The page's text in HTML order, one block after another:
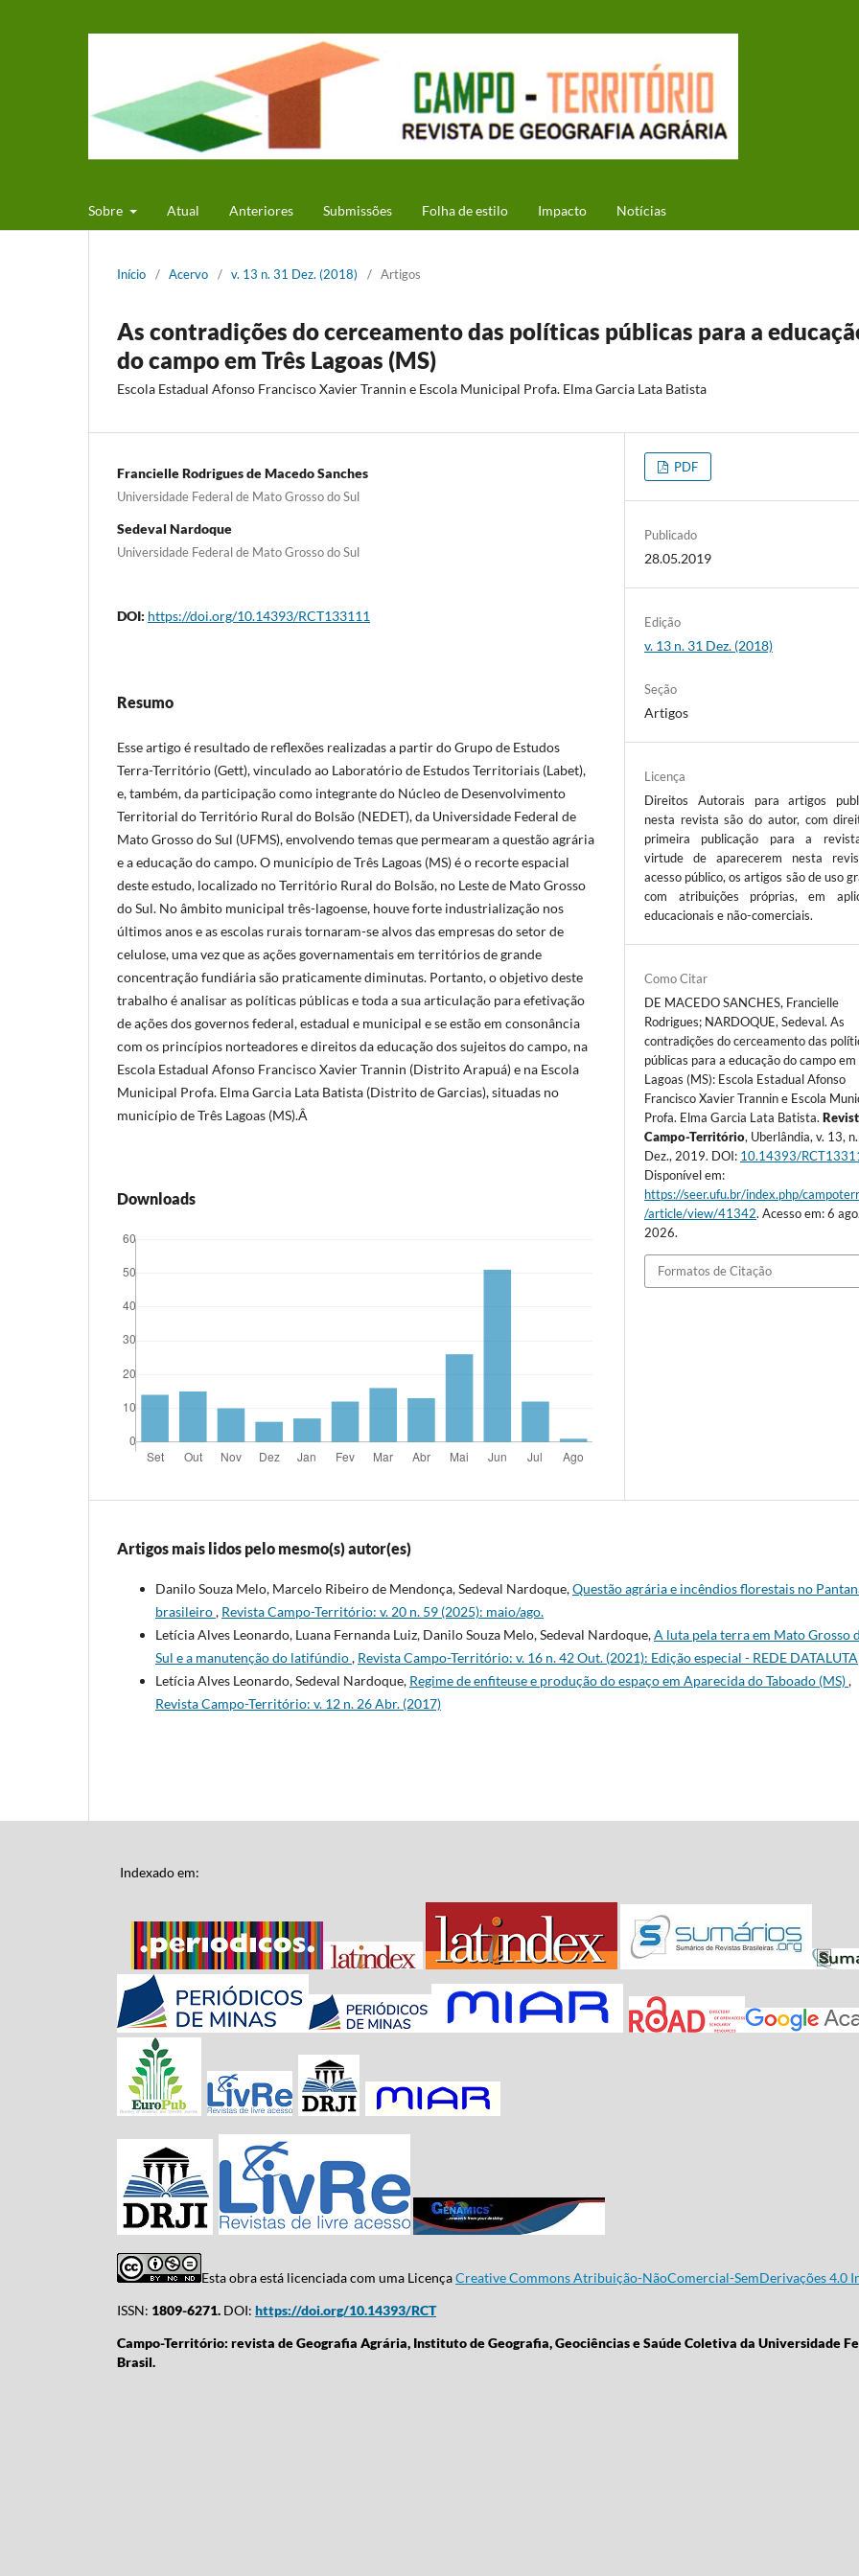
Sobre Atual Anteriores Submissões Folha de estilo Impacto Notícias
Início / Acervo / v. 13 n. 31 Dez. (2018) / Artigos
As contradições do cerceamento das políticas públicas para a
do campo em Três Lagoas (MS)
Escola Estadual Afonso Francisco Xavier Trannin e Escola Municipal Profa. Elma Garcia Lata Batista
Francielle Rodrigues de Macedo Sanches
Universidade Federal de Mato Grosso do Sul
Sedeval Nardoque
Universidade Federal de Mato Grosso do Sul
DOI: https://doi.org/10.14393/RCT133111
Resumo
Esse artigo é resultado de reflexões realizadas a partir do Grupo de Estudos
Terra-Território (Gett), vinculado ao Laboratório de Estudos Territoriais (Labet),
e, também, da participação como integrante do Núcleo de Desenvolvimento
Territorial do Território Rural do Bolsão (NEDET), da Universidade Federal de
Mato Grosso do Sul (UFMS), envolvendo temas que permearam a questão agrária
e a educação do campo. O município de Três Lagoas (MS) é o recorte espacial
deste estudo, localizado no Território Rural do Bolsão, no Leste de Mato Grosso
do Sul. No âmbito municipal três-lagoense, houve forte industrialização nos
últimos anos e as escolas rurais tornaram-se alvos das empresas do setor de
celulose, uma vez que as ações governamentais em territórios de grande
concentração fundiária são praticamente diminutas. Portanto, o objetivo deste
trabalho é analisar as políticas públicas e toda a sua articulação para efetivação
de ações dos governos federal, estadual e municipal e se estão em consonância
com os princípios norteadores e direitos da educação dos sujeitos do campo, na
Escola Estadual Afonso Francisco Xavier Trannin (Distrito Arapuá) e na Escola
Municipal Profa. Elma Garcia Lata Batista (Distrito de Garcias), situadas no
município de Três Lagoas (MS).Â
Downloads
PDF
Publicado
28.05.2019
Edição
v. 13 n. 31 Dez. (2018)
Seção
Artigos
Licença
Direitos Autorais para artigos
nesta revista são do autor, com
primeira publicação para a
virtude de aparecerem nesta
acesso público, os artigos são de uso
com atribuições próprias, em
educacionais e não-comerciais.
Como Citar
DE MACEDO SANCHES, Francielle
Rodrigues; NARDOQUE, Sedeval. As
contradições do cerceamento das
públicas para a educação do campo em
Lagoas (MS): Escola Estadual Afonso
Francisco Xavier Trannin e Escola
Profa. Elma Garcia Lata Batista.
Campo-Território, Uberlândia, v. 13,
Dez., 2019. DOI: 10.14393/
Disponível em:
https://seer.ufu.br/index.php/
/article/view/41342. Acesso em: 6 ago.
2026.
Formatos de Citação
Artigos mais lidos pelo mesmo(s) autor(es)
Danilo Souza Melo, Marcelo Ribeiro de Mendonça, Sedeval Nardoque,Questão agrária e incêndios florestais no
brasileiro, Revista Campo-Território: v. 20 n. 59 (2025): maio/ago.
Letícia Alves Leonardo, Luana Fernanda Luiz, Danilo Souza Melo, Sedeval Nardoque,A luta pela terra em Mato Grosso
Sul e a manutenção do latifúndio, Revista Campo-Território: v. 16 n. 42 Out. (2021): Edição especial - REDE DATALUTA
Letícia Alves Leonardo, Sedeval Nardoque, Regime de enfiteuse e produção do espaço em Aparecida do Taboado (MS),
Revista Campo-Território: v. 12 n. 26 Abr. (2017)
Indexado em:
Esta obra está licenciada com uma LicençaCreative Commons Atribuição-NãoComercial-SemDerivações 4.0
ISSN: 1809-6271. DOI: https://doi.org/10.14393/RCT
Campo-Território: revista de Geografia Agrária, Instituto de Geografia, Geociências e Saúde Coletiva da Universidade
Brasil.